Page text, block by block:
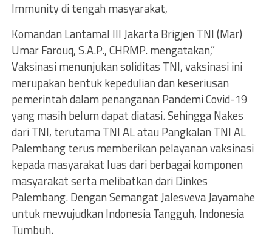
Immunity di tengah masyarakat,
Komandan Lantamal III Jakarta Brigjen TNI (Mar)
Umar Farouq, S.A.P., CHRMP. mengatakan,”
Vaksinasi menunjukan soliditas TNI, vaksinasi ini
merupakan bentuk kepedulian dan keseriusan
pemerintah dalam penanganan Pandemi Covid-19
yang masih belum dapat diatasi. Sehingga Nakes
dari TNI, terutama TNI AL atau Pangkalan TNI AL
Palembang terus memberikan pelayanan vaksinasi
kepada masyarakat luas dari berbagai komponen
masyarakat serta melibatkan dari Dinkes
Palembang. Dengan Semangat Jalesveva Jayamahe
untuk mewujudkan Indonesia Tangguh, Indonesia
Tumbuh.